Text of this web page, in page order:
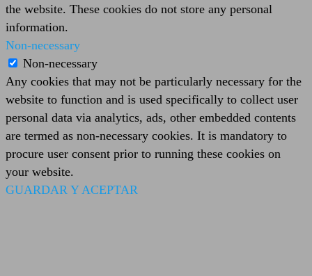
the website. These cookies do not store any personal
information.
Non-necessary
Non-necessary
Any cookies that may not be particularly necessary for the
website to function and is used specifically to collect user
personal data via analytics, ads, other embedded contents
are termed as non-necessary cookies. It is mandatory to
procure user consent prior to running these cookies on
your website.
GUARDAR Y ACEPTAR